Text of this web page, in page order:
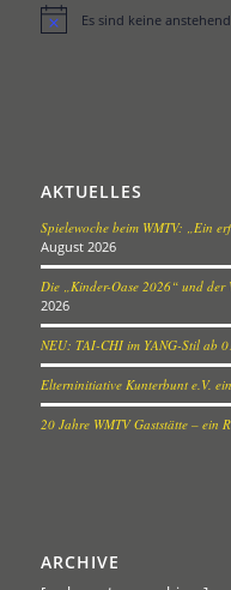
HinweisEs sind keine
AKTUELLES
Spielewoche beim WMTV: „Ein
August 2026
Die „Kinder-Oase 2026“ und
2026
NEU: TAI-CHI im YANG-Stil ab
Elterninitiative Kunterbunt e.V.
20 Jahre WMTV Gaststätte – ein
ARCHIVE